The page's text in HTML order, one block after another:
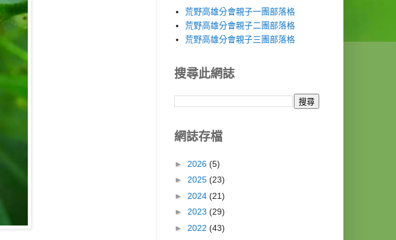
荒野高雄分會親子一團部落格
荒野高雄分會親子二團部落格
荒野高雄分會親子三團部落格
搜尋此網誌
網誌存檔
► 2026 (5)
► 2025 (23)
► 2024 (21)
► 2023 (29)
► 2022 (43)